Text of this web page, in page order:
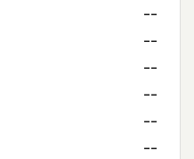
--
--
--
--
--
--